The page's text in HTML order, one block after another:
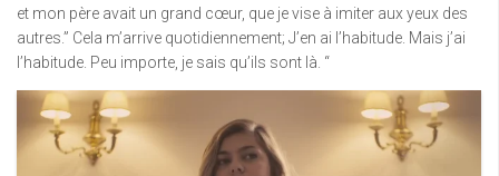
et mon père avait un grand cœur, que je vise à imiter aux yeux des
autres.” Cela m’arrive quotidiennement; J’en ai l’habitude. Mais j’ai
l’habitude. Peu importe, je sais qu’ils sont là. “